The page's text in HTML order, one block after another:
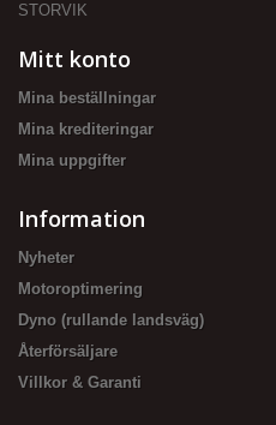
STORVIK
Mitt konto
Mina beställningar
Mina krediteringar
Mina uppgifter
Information
Nyheter
Motoroptimering
Dyno (rullande landsväg)
Återförsäljare
Villkor & Garanti